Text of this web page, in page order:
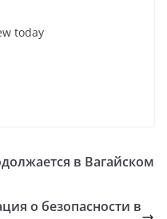
today
в Вагайском
о безопасности в